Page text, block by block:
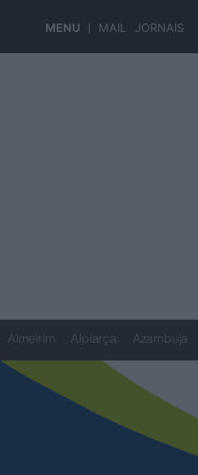
MENU MAIL JORNAIS
Almeirim Alpiarça Azambuja